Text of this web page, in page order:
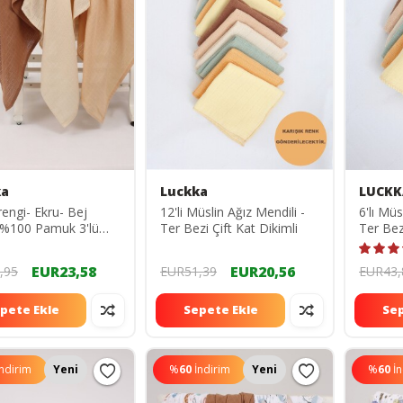
Ekru- Bej
Pamuk 3'lü
EUR23,58
Ekle
Luckka
12'li Müslin Ağız Mendili -
Ter Bezi Çift Kat Dikimli
EUR51,39 EUR20,56
Sepete Ekle
6'lı
Ter
Yeni %60 İndirim Yeni %60